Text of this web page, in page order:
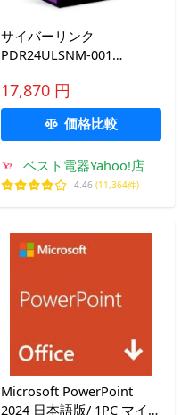
サイバーリンク
PDR24ULSNM-001
Ultimate Suite 通常版
Windows対応
17,870 円
価格比較
ベスト電器Yahoo!店
4.46 (11,364件)
Microsoft PowerPoint
2024 日本語版/ 1PC マイク